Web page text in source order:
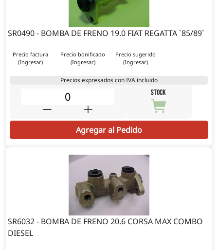
SR0490 - BOMBA DE FRENO 19.0 FIAT REGATTA `85/89`
Precio factura
(Ingresar)
Precio bonificado
(Ingresar)
Precio sugerido
(Ingresar)
Precios expresados con IVA incluido
STOCK
Agregar al Pedido
SR6032 - BOMBA DE FRENO 20.6 CORSA MAX COMBO
DIESEL